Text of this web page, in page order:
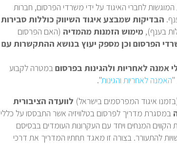
המוגשות לחברי האיגוד על ידי משרדי הפרסום, חברות
הבדיקות שמבצע איגוד השיווק כוללות סבירות
בענף), מימוש הזמנות מהמדיה (האם הפרסום
הפרסום וכן מספק יעוץ בנושא ההתקשרות עם
אמנה לאחריות ולהגינות בפרסוםבמטרה לקבוע
"האמנה לאחריות והגינות".
איגוד המפרסמים בישראל) לוועדה הציבורית
במסגרת מדריך לפרסום בטלוויזיה אשר התבססו על כללי
התשנ"ד, 1994. המדריך כולל את הקווים המנחים ויחד עם העקרונות העומדים בבסיסם
להתעורר. בצורה זו מאגד תחתיו המדריך את דרכי